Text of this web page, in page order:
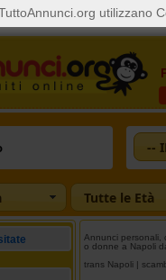
--
Tutte le Età
Annunci personali,
o donne a Napoli
trans Napoli |
utilizzano